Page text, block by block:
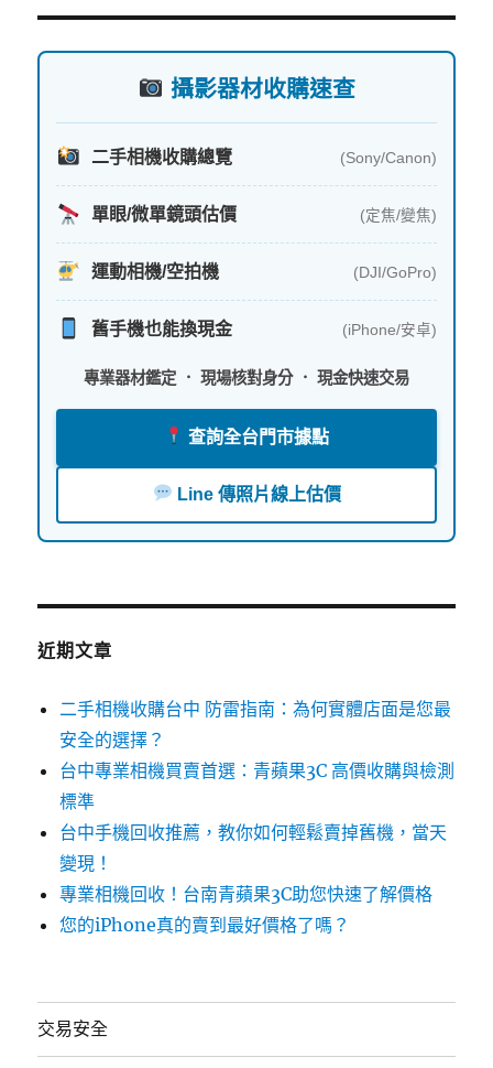
鍵
攝影器材收購速查
二手相機收購總覽 (Sony/Canon)
單眼/微單鏡頭估價 (定焦/變焦)
運動相機/空拍機 (DJI/GoPro)
舊手機也能換現金 (iPhone/安卓)
專業器材鑑定 ． 現場核對身分 ． 現金快速交易
查詢全台門市據點
Line 傳照片線上估價
近期文章
二手相機收購台中 防雷指南：為何實體店面是您最
安全的選擇？
台中專業相機買賣首選：青蘋果3C 高價收購與檢測
標準
台中手機回收推薦，教你如何輕鬆賣掉舊機，當天
變現！
專業相機回收！台南青蘋果3C助您快速了解價格
您的iPhone真的賣到最好價格了嗎？
交易安全